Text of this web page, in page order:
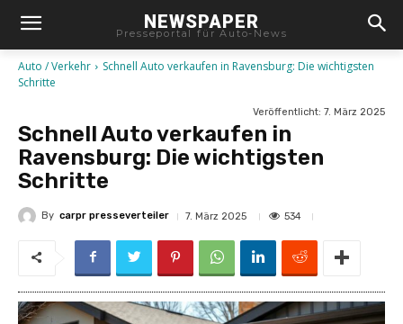
NEWSPAPER
Presseportal für Auto-News
Auto / Verkehr
Schnell Auto verkaufen in Ravensburg: Die wichtigsten
Schritte
Veröffentlicht: 7. März 2025
Schnell Auto verkaufen in
Ravensburg: Die wichtigsten
Schritte
By carpr presseverteiler 7. März 2025 534